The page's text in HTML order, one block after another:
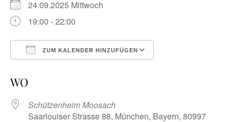
24.09.2025 Mittwoch
19:00 - 22:00
ZUM KALENDER HINZUFÜGEN
WO
Schützenheim Moosach
Saarlouiser Strasse 88, München, Bayern, 80997